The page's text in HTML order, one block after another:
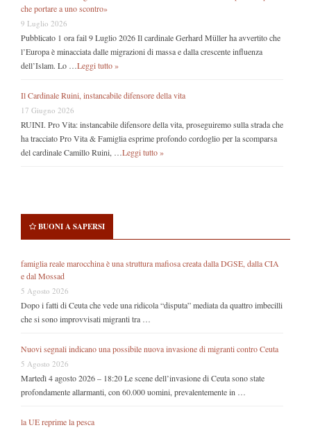
che portare a uno scontro»
9 Luglio 2026
Pubblicato 1 ora fail 9 Luglio 2026 Il cardinale Gerhard Müller ha avvertito che
l’Europa è minacciata dalle migrazioni di massa e dalla crescente influenza
dell’Islam. Lo … Leggi tutto »
Il Cardinale Ruini, instancabile difensore della vita
17 Giugno 2026
RUINI. Pro Vita: instancabile difensore della vita, proseguiremo sulla strada che
ha tracciato Pro Vita & Famiglia esprime profondo cordoglio per la scomparsa
del cardinale Camillo Ruini, … Leggi tutto »
BUONI A SAPERSI
famiglia reale marocchina è una struttura mafiosa creata dalla DGSE, dalla CIA
e dal Mossad
5 Agosto 2026
Dopo i fatti di Ceuta che vede una ridicola “disputa” mediata da quattro imbecilli
che si sono improvvisati migranti tra …
Nuovi segnali indicano una possibile nuova invasione di migranti contro Ceuta
5 Agosto 2026
Martedì 4 agosto 2026 – 18:20 Le scene dell’invasione di Ceuta sono state
profondamente allarmanti, con 60.000 uomini, prevalentemente in …
la UE reprime la pesca